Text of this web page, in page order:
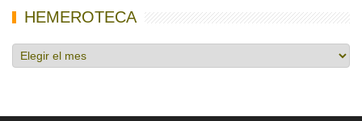
HEMEROTECA
Hemeroteca